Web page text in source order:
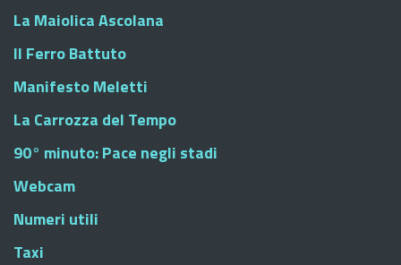
La Maiolica Ascolana
Il Ferro Battuto
Manifesto Meletti
La Carrozza del Tempo
90° minuto: Pace negli stadi
Webcam
Numeri utili
Taxi